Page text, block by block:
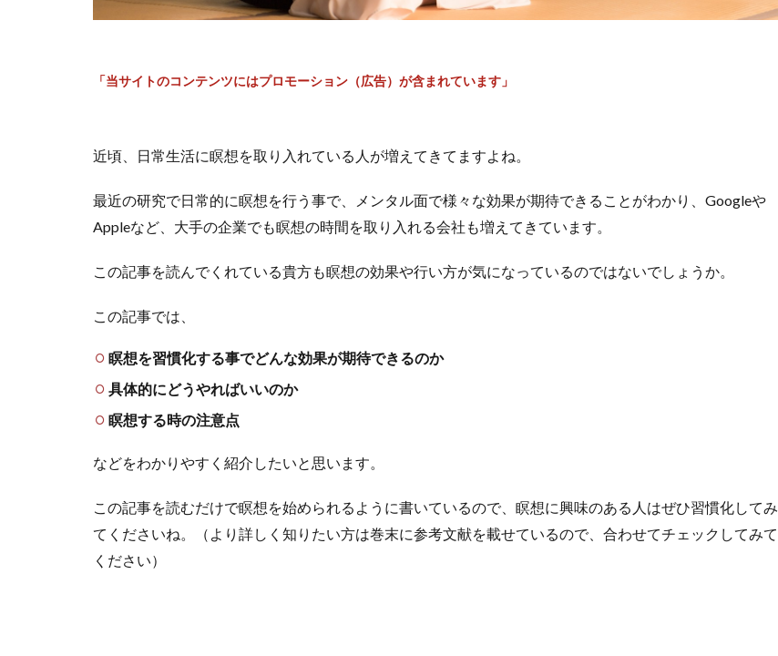
「当サイトのコンテンツにはプロモーション（広告）が含まれています」
近頃、日常生活に瞑想を取り入れている人が増えてきてますよね。
最近の研究で日常的に瞑想を行う事で、メンタル面で様々な効果が期待できることがわかり、Googleや
Appleなど、大手の企業でも瞑想の時間を取り入れる会社も増えてきています。
この記事を読んでくれている貴方も瞑想の効果や行い方が気になっているのではないでしょうか。
この記事では、
瞑想を習慣化する事でどんな効果が期待できるのか
具体的にどうやればいいのか
瞑想する時の注意点
などをわかりやすく紹介したいと思います。
この記事を読むだけで瞑想を始められるように書いているので、瞑想に興味のある人はぜひ習慣化してみ
てくださいね。（より詳しく知りたい方は巻末に参考文献を載せているので、合わせてチェックしてみて
ください）